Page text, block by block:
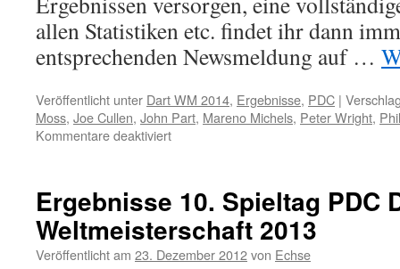
allen Statistiken etc. findet ihr dann
entsprechenden Newsmeldung auf …
Veröffentlicht unter Dart WM 2014, Ergebnisse, PDC |
Moss, Joe Cullen, John Part, Mareno Michels, Peter Wright,
Kommentare deaktiviertfür
2014:
Ergebnisse
1.
Spieltag
Ergebnisse 10. Spieltag PDC
Weltmeisterschaft 2013
Veröffentlicht am 23. Dezember 2012von Echse